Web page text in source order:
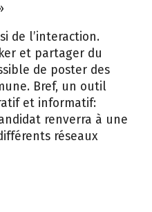
de l’interaction.
et partager du
de poster des
Bref, un outil
et informatif:
renverra à une
réseaux